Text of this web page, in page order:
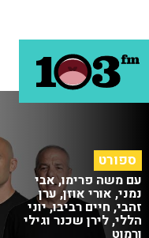
ספורט
עם משה פרימו, אבי
נמני, אורי אוזן, ערן
זהבי, חיים רביבו, יוני
הללי, לירן שכנר וגילי
ורמוט